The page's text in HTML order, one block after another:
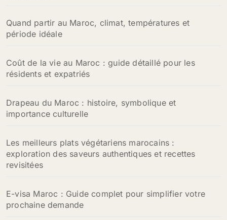
Quand partir au Maroc, climat, températures et
période idéale
Coût de la vie au Maroc : guide détaillé pour les
résidents et expatriés
Drapeau du Maroc : histoire, symbolique et
importance culturelle
Les meilleurs plats végétariens marocains :
exploration des saveurs authentiques et recettes
revisitées
E-visa Maroc : Guide complet pour simplifier votre
prochaine demande